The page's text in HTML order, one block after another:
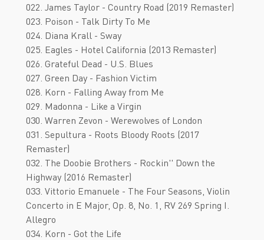
022. James Taylor - Country Road (2019 Remaster)
023. Poison - Talk Dirty To Me
024. Diana Krall - Sway
025. Eagles - Hotel California (2013 Remaster)
026. Grateful Dead - U.S. Blues
027. Green Day - Fashion Victim
028. Korn - Falling Away from Me
029. Madonna - Like a Virgin
030. Warren Zevon - Werewolves of London
031. Sepultura - Roots Bloody Roots (2017
Remaster)
032. The Doobie Brothers - Rockin'' Down the
Highway (2016 Remaster)
033. Vittorio Emanuele - The Four Seasons, Violin
Concerto in E Major, Op. 8, No. 1, RV 269 Spring I.
Allegro
034. Korn - Got the Life